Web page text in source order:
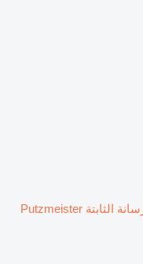
مضخة الخرسانة الثابتة Putzmeister